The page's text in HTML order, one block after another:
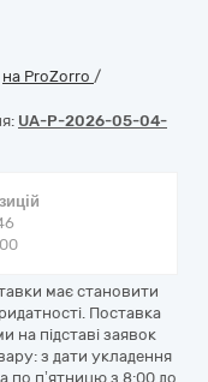
на ProZorro /
UA-P-2026-05-04-
має становити
Поставка
на підставі заявок
з дати укладення
по п’ятницю з 8:00 до